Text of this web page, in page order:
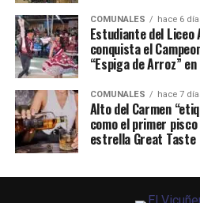
COMUNALES hace 6
Estudiante del Liceo
conquista el
“Espiga de Arroz” en
COMUNALES hace 7
Alto del Carmen
como el primer
estrella Great Taste